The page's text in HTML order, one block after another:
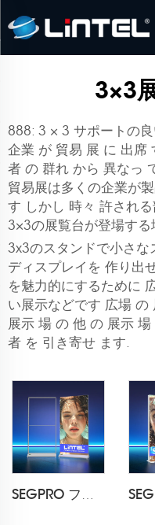
3×3
888: 3 × 3 サポートの
企業 が 貿易 展 に 出席
者 の 群れ から 異なっ
貿易展は多くの企業が
す しかし 時々 許され
3×3の展覧台が登場する
3x3のスタンドで小さ
ディスプレイを 作り出
を魅力的にするために
い展示などです 広場
展示 場 の 他 の 展示
者 を 引き寄せ ます.
SEGPRO ファブリック 充電式ライトボックスディスプレイ LT-ALF85-T3